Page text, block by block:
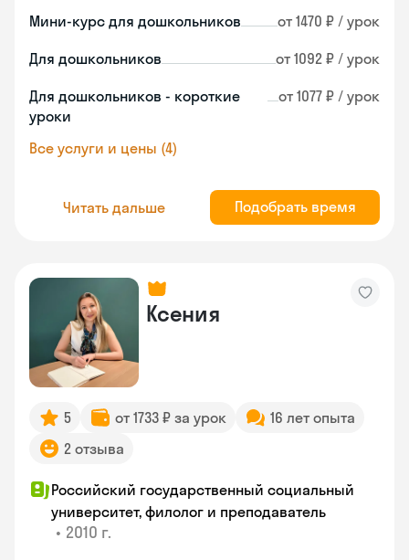
Мини-курс для дошкольников от 1470 ₽ / урок
Для дошкольников от 1092 ₽ / урок
Для дошкольников - короткие
уроки
от 1077 ₽ / урок
Все услуги и цены (4)
Читать дальше Подобрать время
Ксения
5 от 1733 ₽ за урок
16 лет опыта
2 отзыва
Российский государственный социальный
университет, филолог и преподаватель
• 2010 г.